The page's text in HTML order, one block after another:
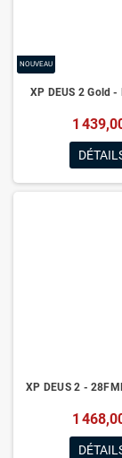
NOUVEAU
XP DEUS 2 Gold -
1
XP DEUS 2 -
1